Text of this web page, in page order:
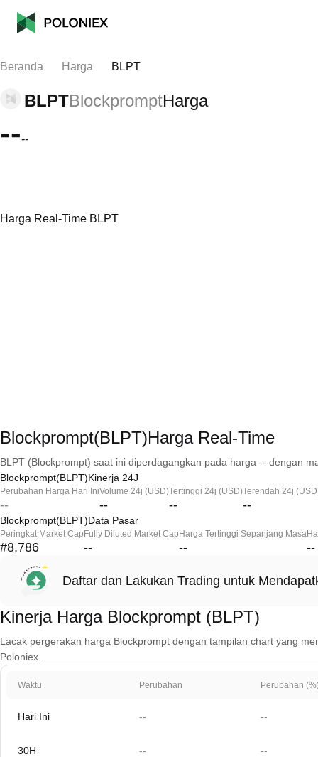
Beranda Harga BLPT
BLPTBlockpromptHarga
----
Harga Real-Time BLPT
Blockprompt(BLPT)Harga Real-Time
BLPT (Blockprompt) saat ini diperdagangkan pada harga -- dengan
Blockprompt(BLPT)Kinerja 24J
Perubahan Harga Hari Ini
--
Volume 24j (USD)
--
Tertinggi 24j (USD)
--
Terendah 24j
--
Blockprompt(BLPT)Data Pasar
Peringkat Market Cap
#8,786
Fully Diluted Market Cap
--
Harga Tertinggi Sepanjang Masa
-- --
Daftar dan Lakukan Trading untuk
Kinerja Harga Blockprompt (BLPT)
Lacak pergerakan harga Blockprompt dengan tampilan chart yang
Poloniex.
Waktu Perubahan Perubahan
Hari Ini -- --
30H -- --